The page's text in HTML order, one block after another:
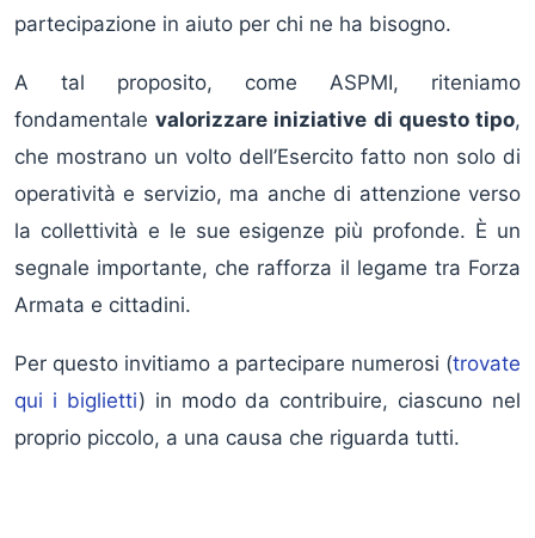
partecipazione in aiuto per chi ne ha bisogno.
A tal proposito, come ASPMI, riteniamo
fondamentalevalorizzare iniziative di questo tipo,
che mostrano un volto dell’Esercito fatto non solo di
operatività e servizio, ma anche di attenzione verso
la collettività e le sue esigenze più profonde. È un
segnale importante, che rafforza il legame tra Forza
Armata e cittadini.
Per questo invitiamo a partecipare numerosi (trovate
qui i biglietti) in modo da contribuire, ciascuno nel
proprio piccolo, a una causa che riguarda tutti.